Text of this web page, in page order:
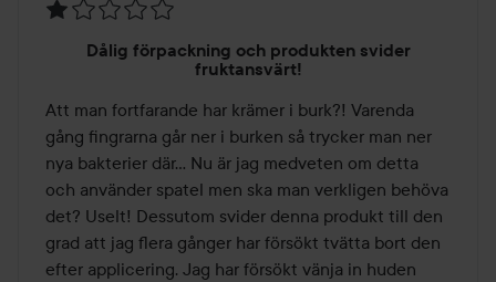
5
Dålig förpackning och produkten svider
fruktansvärt!
Att man fortfarande har krämer i burk?! Varenda
gång fingrarna går ner i burken så trycker man ner
nya bakterier där... Nu är jag medveten om detta
och använder spatel men ska man verkligen behöva
det? Uselt! Dessutom svider denna produkt till den
grad att jag flera gånger har försökt tvätta bort den
efter applicering. Jag har försökt vänja in huden